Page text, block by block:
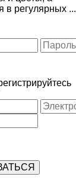
в регулярных ...